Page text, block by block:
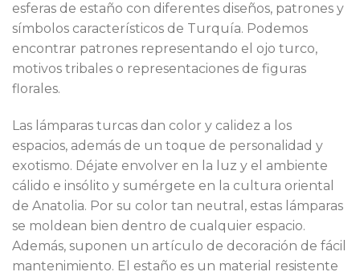
esferas de estaño con diferentes diseños, patrones y
símbolos característicos de Turquía. Podemos
encontrar patrones representando el ojo turco,
motivos tribales o representaciones de figuras
florales.
Las lámparas turcas dan color y calidez a los
espacios, además de un toque de personalidad y
exotismo. Déjate envolver en la luz y el ambiente
cálido e insólito y sumérgete en la cultura oriental
de Anatolia. Por su color tan neutral, estas lámparas
se moldean bien dentro de cualquier espacio.
Además, suponen un artículo de decoración de fácil
mantenimiento. El estaño es un material resistente